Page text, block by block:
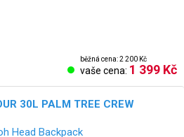
běžná cena: 2 200 Kč
vaše cena: 1 399 Kč
30L PALM TREE CREW